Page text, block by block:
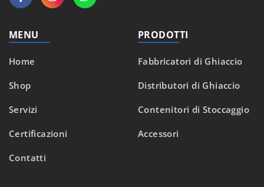
MENU
Home
Shop
Servizi
Certificazioni
Contatti
PRODOTTI
Fabbricatori di Ghiaccio
Distributori di Ghiaccio
Contenitori di Stoccaggio
Accessori